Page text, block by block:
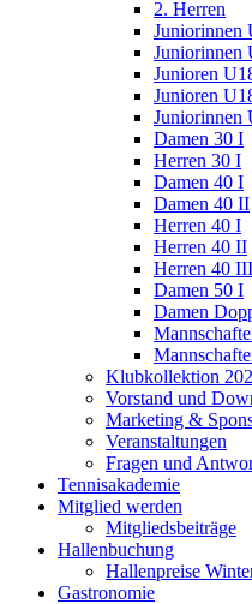
2. Herren
Juniorinnen
Juniorinnen
Junioren
Junioren
Juniorinnen
Damen 30 I
Herren 30 I
Damen 40 I
Damen 40 II
Herren 40 I
Herren 40 II
Herren 40 III
Damen 50 I
Damen
Klubkollektion
Vorstand und
Marketing &
Veranstaltungen
Fragen und
Tennisakademie
Mitglied werden
Mitgliedsbeiträge
Hallenbuchung
Hallenpreise
Gastronomie